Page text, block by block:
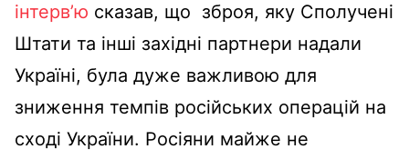
інтерв’ю сказав, що зброя, яку Сполучені
Штати та інші західні партнери надали
Україні, була дуже важливою для
зниження темпів російських операцій на
сході України. Росіяни майже не